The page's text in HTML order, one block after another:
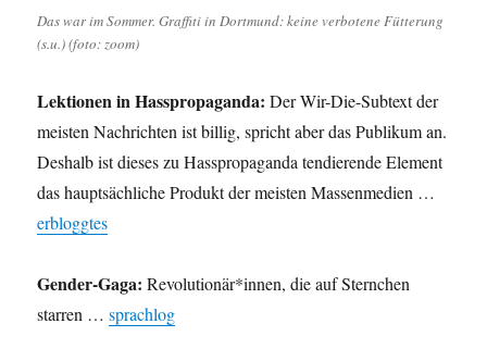
Das war im Sommer. Graffiti in Dortmund: keine verbotene Fütterung
(s.u.) (foto: zoom)
Lektionen in Hasspropaganda: Der Wir-Die-Subtext der
meisten Nachrichten ist billig, spricht aber das Publikum an.
Deshalb ist dieses zu Hasspropaganda tendierende Element
das hauptsächliche Produkt der meisten Massenmedien …
erbloggtes
Gender-Gaga: Revolutionär*innen, die auf Sternchen
starren …sprachlog